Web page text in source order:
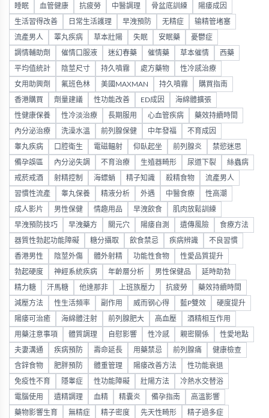
睡眠 血管健康 抗疲勞 中醫調理 骨盆底訓練 陽痿成因
生活習得改善 日常生活護理 早洩預防 无精症 输精管堵塞
流產男人 睪丸疾病 草本壯陽 失眠 安眠藥 憂鬱症
調情輔助劑 催情口服液 迷幻春藥 催情藥 草本催情 西藥
平均值統計 陰莖尺寸 持久噴霧 處方藥物 性冷感治療
女用助興劑 氟班色林 美國MAXMAN 持久噴霧 購買指南
香港購買 劑量建議 性功能改善 ED成因 海綿體擴張
性健康保養 性冷淡治療 長期服用 心血管疾病 藥效持續時間
內分泌治療 洗澡水溫 前列腺保健 中年發福 不育成因
睾丸疾病 口腔衛生 電磁輻射 仰臥起坐 前列腺炎 禁慾迷思
備孕誤區 內分泌失調 不育治療 生殖器畸形 尿道下裂 絲蟲病
戒菸戒酒 射精控制 海螵蛸 精子知識 殺精食物 流產男人
習慣性流產 睾丸保養 精液分析 外遇 中醫食療 性高潮
成人影片 男性保健 情趣用品 早洩飲食 肌肉放鬆訓練
早洩預防技巧 早洩藥方 關元穴 陽痿自測 遺傳風險 食療方法
器質性勃起功能障礙 糖分攝取 飲食禁忌 疾病辨識 不良習慣
香港男性 陰莖外傷 體外射精 功能性食物 性愛品質提升
勃起硬度 神經系統疾病 年齡層分析 男性保健品 延時助勃
精力糖 汗馬糖 他達那非 上班族壓力 抗疲勞 藥效持續時間
減壓方法 性生活頻率 副作用 威而钢心得 藍P雙效 硬度提升
陽痿可治癒 海綿體注射 前列腺肥大 高血壓 酒精相互作用
用藥注意事項 體質調理 自慰影響 性冷感 親密關係 性愛地點
夫妻溝通 疾病預防 壽命延長 用藥禁忌 前列腺痛 健康檢查
含鋅食物 肥胖預防 體重管理 陽痿改善方法 性功能衰退
免疫性不育 隱睾症 性功能障礙 壯陽方法 冷熱水交替浴
電腦使用 遺精調理 血精 精囊炎 備孕指南 高溫影響
藥物影響生育 無精症 精子密度 先天性畸形 精子過多症